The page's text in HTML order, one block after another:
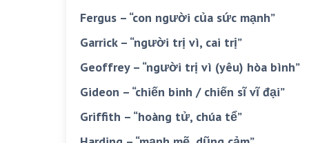
Fergus – “con người của sức mạnh”
Garrick – “người trị vì, cai trị”
Geoffrey – “người trị vì (yêu) hòa bình”
Gideon – “chiến binh / chiến sĩ vĩ đại”
Griffith – “hoàng tử, chúa tể”